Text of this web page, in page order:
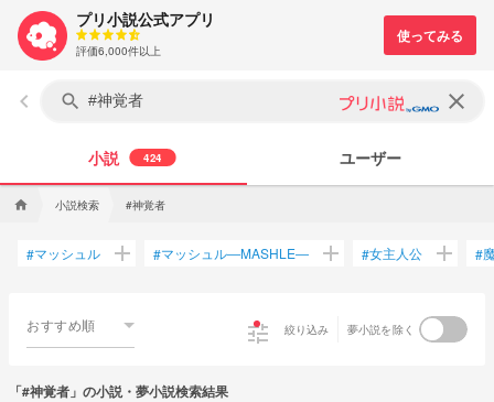
プリ小説公式アプリ
評価6,000件以上
keyboard_arrow_left search clear
小説 424 ユーザー
home 小説検索 #神覚者
#マッシュル add #マッシュル―MASHLE― add #女主人公 add #
おすすめ順 tune 絞り込み 夢小説を除く
「#神覚者」の小説・夢小説検索結果